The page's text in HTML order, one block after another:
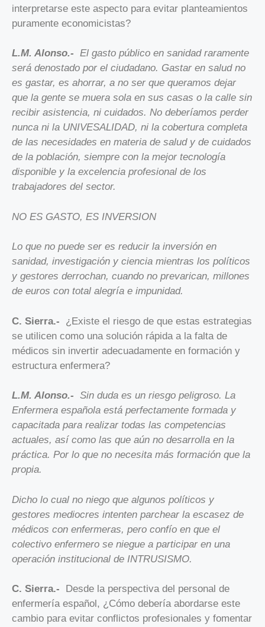
interpretarse este aspecto para evitar planteamientos
puramente economicistas?
L.M. Alonso.- El gasto público en sanidad raramente
será denostado por el ciudadano. Gastar en salud no
es gastar, es ahorrar, a no ser que queramos dejar
que la gente se muera sola en sus casas o la calle sin
recibir asistencia, ni cuidados. No deberíamos perder
nunca ni la UNIVESALIDAD, ni la cobertura completa
de las necesidades en materia de salud y de cuidados
de la población, siempre con la mejor tecnología
disponible y la excelencia profesional de los
trabajadores del sector.
NO ES GASTO, ES INVERSION
Lo que no puede ser es reducir la inversión en
sanidad, investigación y ciencia mientras los políticos
y gestores derrochan, cuando no prevarican, millones
de euros con total alegría e impunidad.
C. Sierra.- ¿Existe el riesgo de que estas estrategias
se utilicen como una solución rápida a la falta de
médicos sin invertir adecuadamente en formación y
estructura enfermera?
L.M. Alonso.- Sin duda es un riesgo peligroso. La
Enfermera española está perfectamente formada y
capacitada para realizar todas las competencias
actuales, así como las que aún no desarrolla en la
práctica. Por lo que no necesita más formación que la
propia.
Dicho lo cual no niego que algunos políticos y
gestores mediocres intenten parchear la escasez de
médicos con enfermeras, pero confío en que el
colectivo enfermero se niegue a participar en una
operación institucional de INTRUSISMO.
C. Sierra.- Desde la perspectiva del personal de
enfermería español, ¿Cómo debería abordarse este
cambio para evitar conflictos profesionales y fomentar